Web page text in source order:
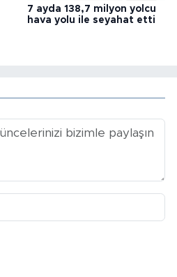
7 ayda 138,7 milyon yolcu
hava yolu ile seyahat etti